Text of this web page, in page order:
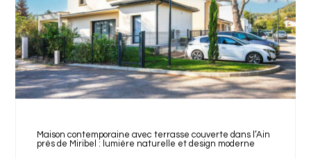
Maison contemporaine avec terrasse couverte dans l’Ain
près de Miribel : lumière naturelle et design moderne